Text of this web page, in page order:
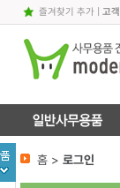
즐겨찾기 추가| 고객
홈 > 로그인